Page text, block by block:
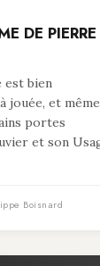
DE PIERRE
est bien
jouée, et même
portes
et son
Boisnard